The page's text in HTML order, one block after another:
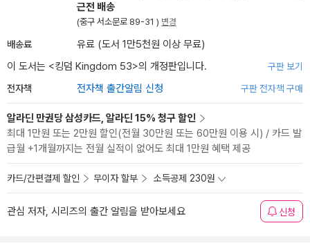
근전 배송
(중구 서소문로 89-31 ) 변경
배송료
유료 (도서 1만5천원 이상 무료)
이 도서는 <킹덤 Kingdom 53>의 개정판입니다. 구판 보기
전자책 전자책 출간알림 신청 구판 전자책 구매
알라딘 만권당 삼성카드, 알라딘 15% 청구 할인
최대 1만원 또는 2만원 할인(전월 30만원 또는 60만원 이용 시) / 카드 발
급월 +1개월까지는 전월 실적이 없어도 최대 1만원 혜택 제공
카드/간편결제 할인 무이자 할부 소득공제 230원
관심 저자, 시리즈의 출간 알림을 받아보세요 신청